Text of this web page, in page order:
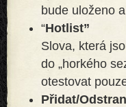
bude uloženo
“Hotlist”
Slova, která
do „horkého
otestovat
Přidat/